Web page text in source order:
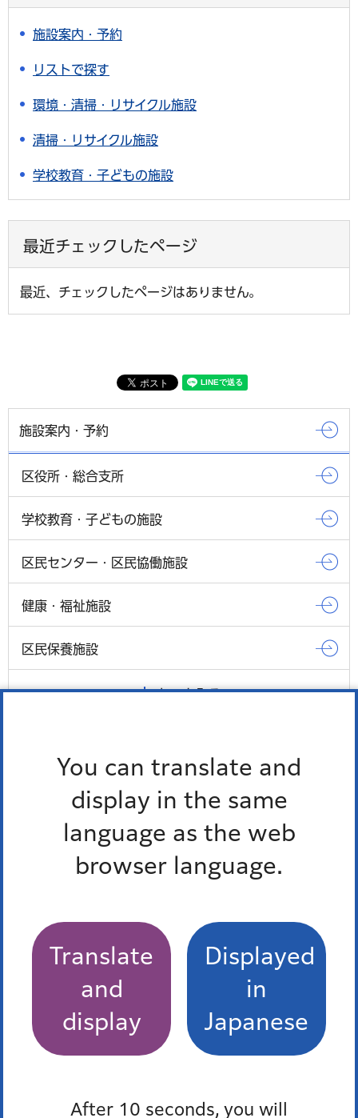
You can translate and
display in the same
language as the web
browser language.
Translate
and
display
Displayed
in
Japanese
After 10 seconds, you will
施設案内・予約
リストで探す
環境・清掃・リサイクル施設
清掃・リサイクル施設
学校教育・子どもの施設
最近チェックしたページ
最近、チェックしたページはありません。
施設案内・予約
区役所・総合支所
学校教育・子どもの施設
区民センター・区民協働施設
健康・福祉施設
区民保養施設
もっとみる
Pick up
オンラインサービス
窓口混雑状況
防災ポータル